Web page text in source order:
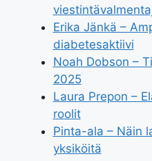
Erika Jänkä –
diabetesaktiivi
Noah Dobson –
2025
Laura Prepon –
roolit
Pinta-ala – Näin
yksiköitä